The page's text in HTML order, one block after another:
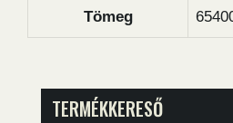
Tömeg
TERMÉKKERESŐ